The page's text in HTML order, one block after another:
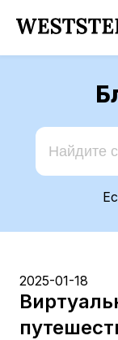
2025-01-18